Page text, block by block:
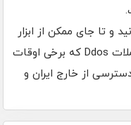
و تا جای ممکن از ابزار
های پروکسی استفاده نکنید.(به دلیل حملات Ddos که برخی اوقات
از خارج ایران و